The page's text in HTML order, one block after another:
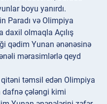
boyu yanırdı.
Paradı və Olimpiya
daxil olmaqla Açılış
qədim Yunan ənənəsinə
mərasimlərlə qeyd
qitəni təmsil edən Olimpiya
dafnə çələngi kimi